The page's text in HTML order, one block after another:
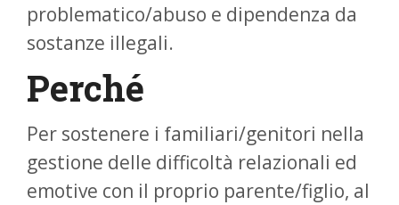
problematico/abuso e dipendenza da
sostanze illegali.
Perché
Per sostenere i familiari/genitori nella
gestione delle difficoltà relazionali ed
emotive con il proprio parente/figlio, al